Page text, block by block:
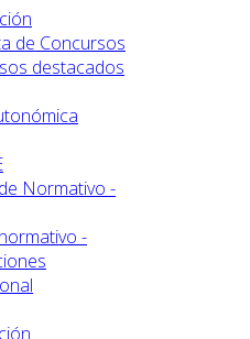
de Concursos
destacados
Normativo -
-